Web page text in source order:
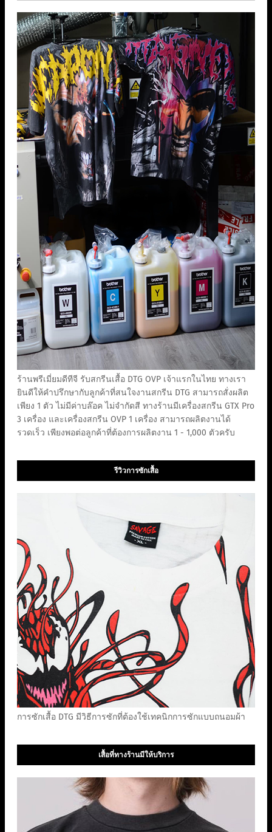
ร้านพรีเมี่ยมดีทีจี รับสกรีนเสื้อ DTG OVP เจ้าแรกในไทย ทางเรา
ยินดีให้คำปรึกษากับลูกค้าที่สนใจงานสกรีน DTG สามารถสั่งผลิต
เพียง 1 ตัว ไม่มีค่าบล๊อค ไม่จำกัดสี ทางร้านมีเครื่องสกรีน GTX Pro
3 เครื่อง และเครื่องสกรีน OVP 1 เครื่อง สามารถผลิตงานได้
รวดเร็ว เพียงพอต่อลูกค้าที่ต้องการผลิตงาน 1 - 1,000 ตัวครับ
รีวิวการซักเสื้อ
การซักเสื้อ DTG มีวิธีการซักที่ต้องใช้เทคนิกการซักแบบถนอมผ้า
เสื้อที่ทางร้านมีให้บริการ